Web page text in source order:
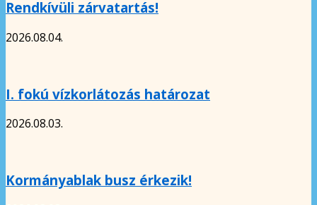
Rendkívüli zárvatartás!
2026.08.04.
I. fokú vízkorlátozás határozat
2026.08.03.
Kormányablak busz érkezik!